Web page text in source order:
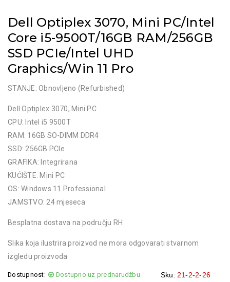
Dell Optiplex 3070, Mini PC/Intel
Core i5-9500T/16GB RAM/256GB
SSD PCIe/Intel UHD
Graphics/Win 11 Pro
STANJE: Obnovljeno (Refurbished)
Dell Optiplex 3070, Mini PC
CPU: Intel i5 9500T
RAM: 16GB SO-DIMM DDR4
SSD: 256GB PCIe
GRAFIKA: Integrirana
KUĆIŠTE: Mini PC
OS: Windows 11 Professional
JAMSTVO: 24 mjeseca
Besplatna dostava na području RH
Slika koja ilustrira proizvod ne mora odgovarati stvarnom
izgledu proizvoda
Dostupnost: Dostupno uz prednarudžbu Sku: 21-2-2-26